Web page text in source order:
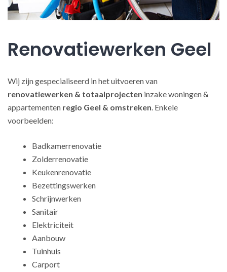
Renovatiewerken Geel
Wij zijn gespecialiseerd in het uitvoeren van
renovatiewerken & totaalprojecten inzake woningen &
appartementen regio Geel & omstreken. Enkele
voorbeelden:
Badkamerrenovatie
Zolderrenovatie
Keukenrenovatie
Bezettingswerken
Schrijnwerken
Sanitair
Elektriciteit
Aanbouw
Tuinhuis
Carport